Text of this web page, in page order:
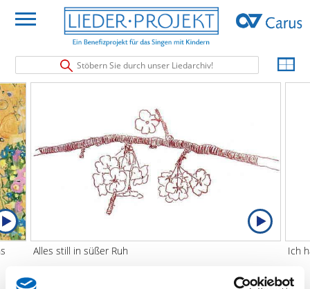
Stöbern Sie durch unser Liedarchiv!
Alles still in süßer Ruh Ich
Alles still in süßer Ruh